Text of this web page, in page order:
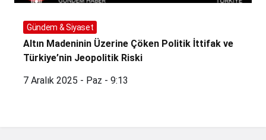
Gündem & Siyaset
Altın Madeninin Üzerine Çöken Politik İttifak ve
Türkiye’nin Jeopolitik Riski
7 Aralık 2025 - Paz - 9:13